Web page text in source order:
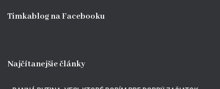
Timkablog na Facebooku
Najčítanejšie články